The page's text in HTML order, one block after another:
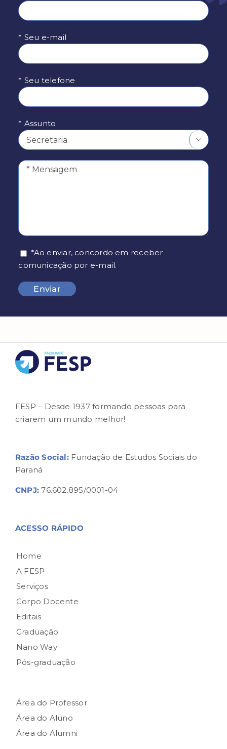
* Seu e-mail
* Seu telefone
* Assunto

*Ao enviar, concordo em receber
comunicação por e-mail.
FESP – Desde 1937 formando pessoas para
criarem um mundo melhor!
Razão Social:Fundação de Estudos Sociais do
Paraná
CNPJ: 76.602.895/0001-04
ACESSO RÁPIDO
Home
A FESP
Serviços
Corpo Docente
Editais
Graduação
Nano Way
Pós-graduação
Área do Professor
Área do Aluno
Área do Alumni